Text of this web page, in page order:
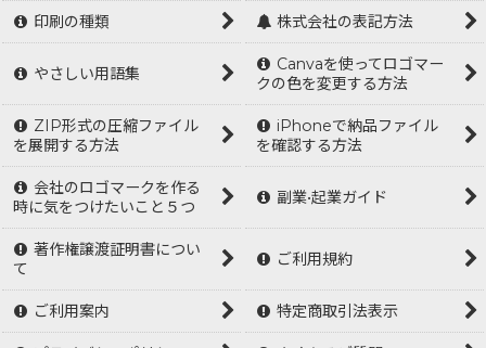
印刷の種類 株式会社の表記方法
やさしい用語集
Canvaを使ってロゴマー
クの色を変更する方法
ZIP形式の圧縮ファイル
を展開する方法
iPhoneで納品ファイル
を確認する方法
会社のロゴマークを作る
時に気をつけたいこと５つ
副業•起業ガイド
著作権譲渡証明書につい
て
ご利用規約
ご利用案内 特定商取引法表示